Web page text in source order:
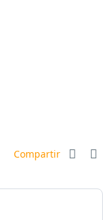
Compartir